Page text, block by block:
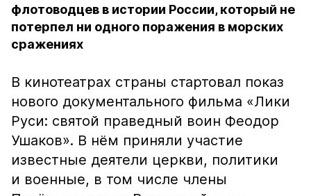
флотоводцев в истории России, который не
потерпел ни одного поражения в морских
сражениях
В кинотеатрах страны стартовал показ
нового документального фильма «Лики
Руси: святой праведный воин Феодор
Ушаков». В нём приняли участие
известные деятели церкви, политики
и военные, в том числе члены